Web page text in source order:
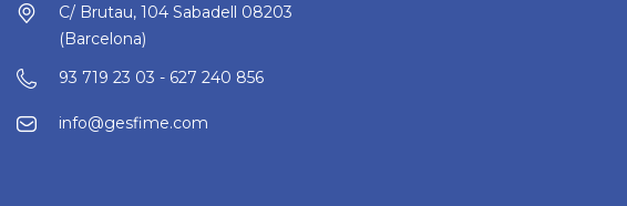
C/ Brutau, 104 Sabadell 08203
(Barcelona)
93 719 23 03 - 627 240 856
info@gesfime.com